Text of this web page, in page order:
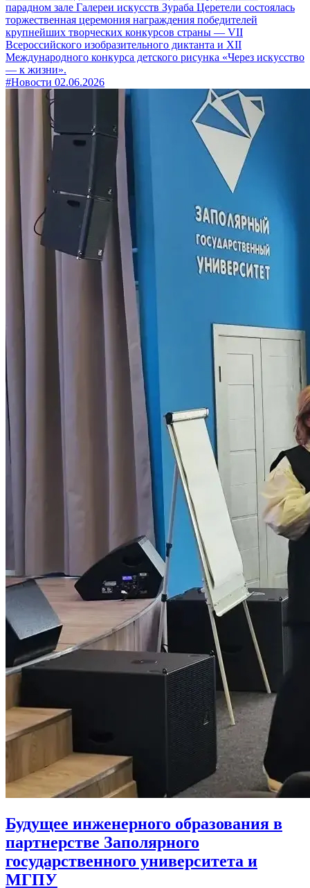
парадном зале Галереи искусств Зураба Церетели состоялась
торжественная церемония награждения победителей
крупнейших творческих конкурсов страны — VII
Всероссийского изобразительного диктанта и XII
Международного конкурса детского рисунка «Через искусство
— к жизни».
#Новости 02.06.2026
Будущее инженерного образования в
партнерстве Заполярного
государственного университета и
МГПУ